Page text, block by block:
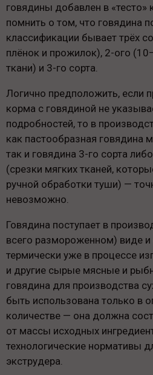
говядины добавлен в «тесто»
помнить о том, что говядина
классификации бывает трёх
плёнок и прожилок), 2-ого
ткани) и 3-го сорта.
Логично предположить, если
корма с говядиной не
подробностей, то в
как пастообразная говядина
так и говядина 3-го сорта
(срезки мягких тканей,
ручной обработки туши) —
невозможно.
Говядина поступает в
всего размороженном) виде и
термически уже в процессе
и другие сырые мясные и
говядина для производства
быть использована только в
количестве — она должна
от массы исходных
технологические нормативы
экструдера.